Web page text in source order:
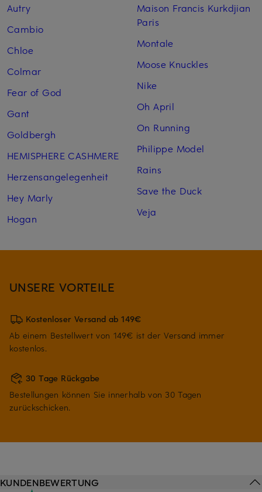
Autry
Cambio
Chloe
Colmar
Fear of God
Gant
Goldbergh
HEMISPHERE CASHMERE
Herzensangelegenheit
Hey Marly
Hogan
Maison Francis Kurkdjian
Paris
Montale
Moose Knuckles
Nike
Oh April
On Running
Philippe Model
Rains
Save the Duck
Veja
UNSERE VORTEILE
Kostenloser Versand ab 149€
Ab einem Bestellwert von 149€ ist der Versand immer
kostenlos.
30 Tage Rückgabe
Bestellungen können Sie innerhalb von 30 Tagen
zurückschicken.
KUNDENBEWERTUNG